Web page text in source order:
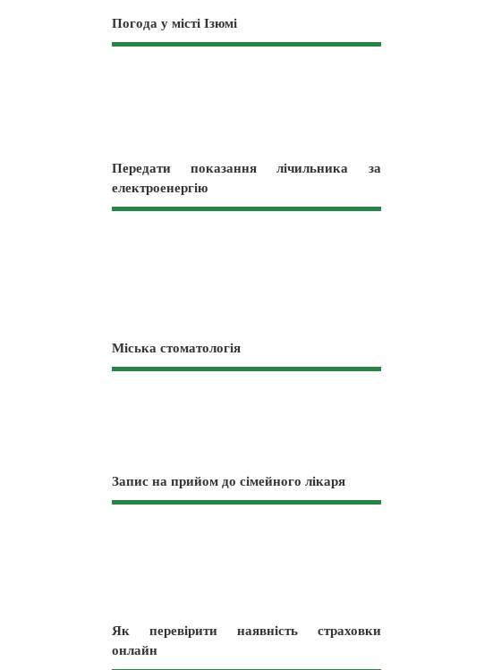
Погода у місті Ізюмі
Передати показання лічильника за
електроенергію
Міська стоматологія
Запис на прийом до сімейного лікаря
Як перевірити наявність страховки
онлайн